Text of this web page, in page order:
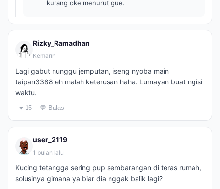
kurang oke menurut gue.
Rizky_Ramadhan
Kemarin
Lagi gabut nunggu jemputan, iseng nyoba main
taipan3388 eh malah keterusan haha. Lumayan buat ngisi
waktu.
♥ 15 💬 Balas
user_2119
1 bulan lalu
Kucing tetangga sering pup sembarangan di teras rumah,
solusinya gimana ya biar dia nggak balik lagi?